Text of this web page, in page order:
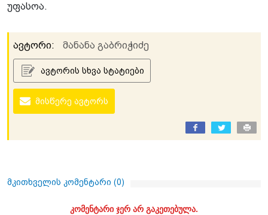
უფასოა.
ავტორი: მანანა გაბრიჭიძე
ავტორის სხვა სტატიები
მისწერე ავტორს
მკითხველის კომენტარი (0)
კომენტარი ჯერ არ გაკეთებულა.